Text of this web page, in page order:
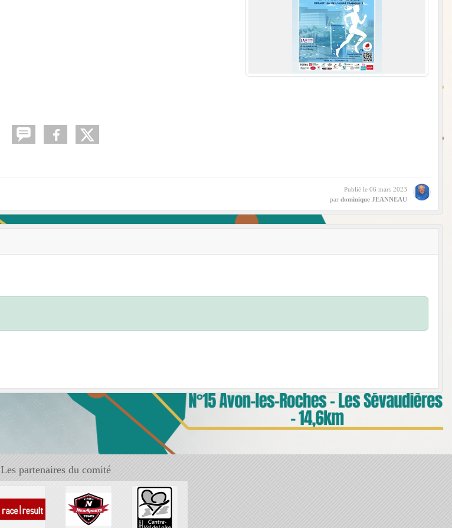
Publié le 06 mars 2023
par dominique JEANNEAU
Les partenaires du comité